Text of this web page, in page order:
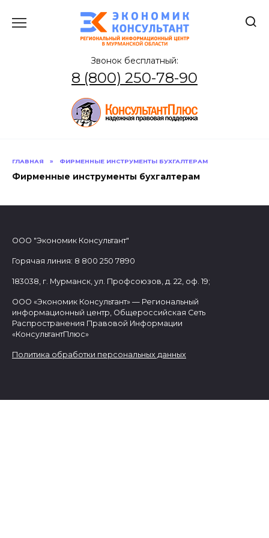
содержанию
Звонок бесплатный:
8 (800) 250-78-90
ГЛАВНАЯ » ФИРМЕННЫЕ ИНСТРУМЕНТЫ БУХГАЛТЕРАМ
Фирменные инструменты бухгалтерам
ООО "Экономик Консультант"
Горячая линия: 8 800 250 7890
183038, г. Мурманск, ул. Профсоюзов, д. 22, оф. 19;
ООО «Экономик Консультант» — Региональный
информационный центр, Общероссийская Сеть
Распространения Правовой Информации
«КонсультантПлюс»
Политика обработки персональных данных